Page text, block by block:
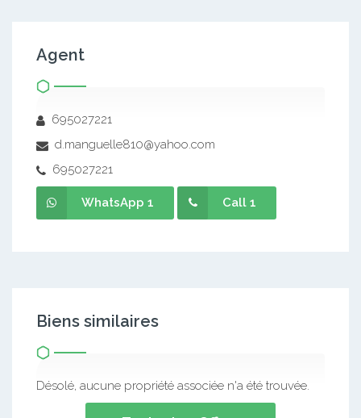
Agent
695027221
d.manguelle810@yahoo.com
695027221
WhatsApp 1 Call 1
Biens similaires
Désolé, aucune propriété associée n'a été trouvée.